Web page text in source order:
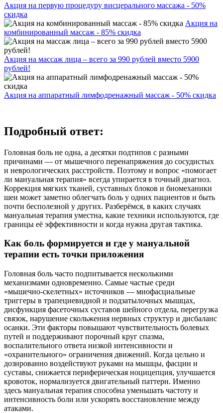
Акция на первую процедуру висцерального массажа - 50%
скидка
Акция на
комбинированный массаж - 85% скидка
Акция на массаж лица – всего за 990 рублей вместо 5900
рублей!
Акция на аппаратный лимфодренажный массаж - 50% скидка
Подробный ответ:
Головная боль не одна, а десятки подтипов с разными
причинами — от мышечного перенапряжения до сосудистых
и неврологических расстройств. Поэтому и вопрос «помогает
ли мануальная терапия» всегда упирается в точный диагноз.
Коррекция мягких тканей, суставных блоков и биомеханики
шеи может заметно облегчать боль у одних пациентов и быть
почти бесполезной у других. Разберёмся, в каких случаях
мануальная терапия уместна, какие техники используются, где
границы её эффективности и когда нужна другая тактика.
Как боль формируется и где у мануальной
терапии есть точки приложения
Головная боль часто подпитывается несколькими
механизмами одновременно. Самые частые среди
«мышечно‑скелетных» источников — миофасциальные
триггеры в трапециевидной и подзатылочных мышцах,
дисфункция фасеточных суставов шейного отдела, перегрузка
связок, нарушение скольжения нервных структур и дисбаланс
осанки. Эти факторы повышают чувствительность болевых
путей и поддерживают порочный круг спазма,
воспалительного ответа низкой интенсивности и
«охранительного» ограничения движений. Когда цельно и
дозированно воздействуют руками на мышцы, фасции и
суставы, снижается периферическая ноцицепция, улучшается
кровоток, нормализуется двигательный паттерн. Именно
здесь мануальная терапия способна уменьшать частоту и
интенсивность боли или ускорять восстановление между
атаками.